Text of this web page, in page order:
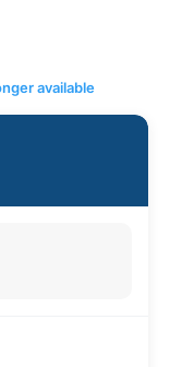
available